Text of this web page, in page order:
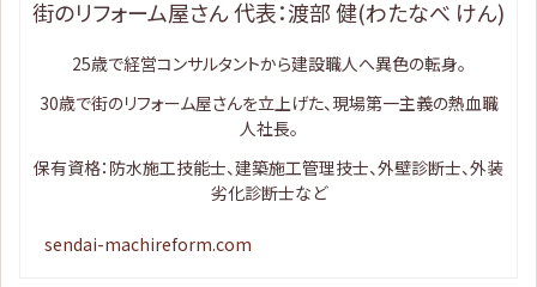
街のリフォーム屋さん 代表：渡部 健(わたなべ けん)
25歳で経営コンサルタントから建設職人へ異色の転身。
30歳で街のリフォーム屋さんを立上げた、現場第一主義の熱血職
人社長。
保有資格：防水施工技能士、建築施工管理技士、外壁診断士、外装
劣化診断士など
sendai-machireform.com